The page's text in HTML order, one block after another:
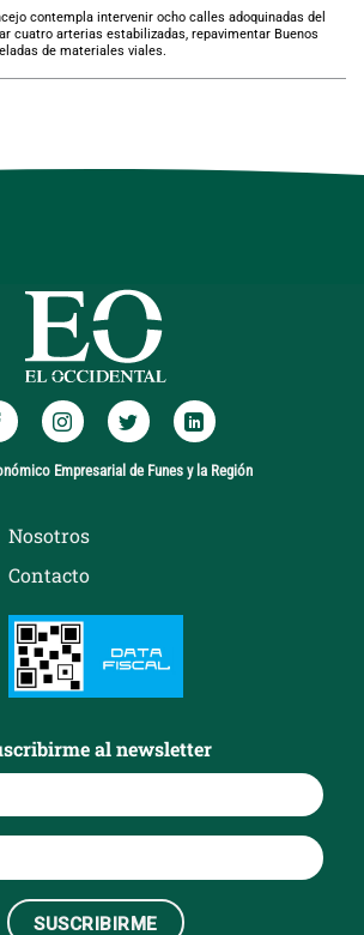
contempla intervenir ocho calles adoquinadas del
cuatro arterias estabilizadas, repavimentar Buenos
de materiales viales.
Empresarial de Funes y la Región
Nosotros
Contacto
al newsletter